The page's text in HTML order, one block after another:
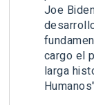
Joe
cargo el
larga